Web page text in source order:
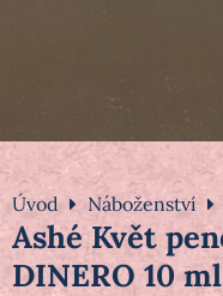
Úvod Náboženství
Ashé Květ
DINERO 10 ml